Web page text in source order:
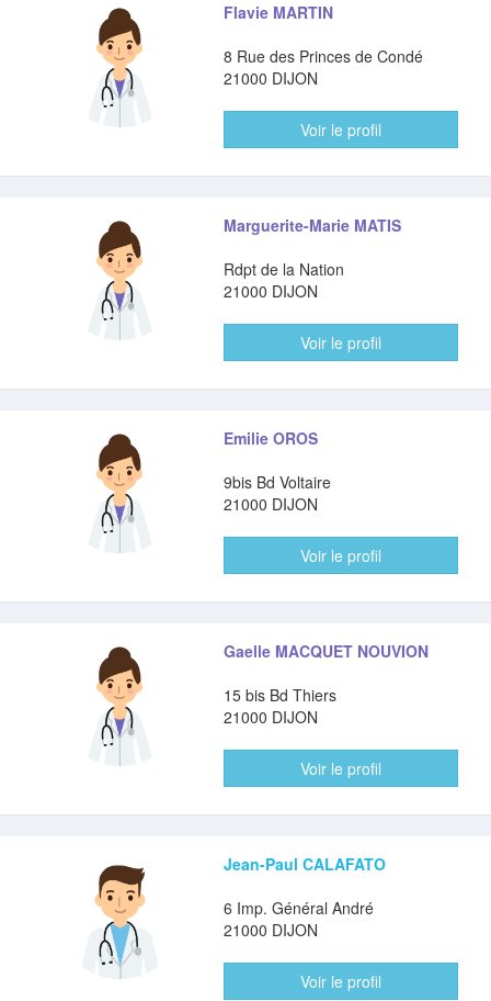
Flavie MARTIN
8 Rue des Princes de Condé
21000 DIJON
Voir le profil
Marguerite-Marie MATIS
Rdpt de la Nation
21000 DIJON
Voir le profil
Emilie OROS
9bis Bd Voltaire
21000 DIJON
Voir le profil
Gaelle MACQUET NOUVION
15 bis Bd Thiers
21000 DIJON
Voir le profil
Jean-Paul CALAFATO
6 Imp. Général André
21000 DIJON
Voir le profil